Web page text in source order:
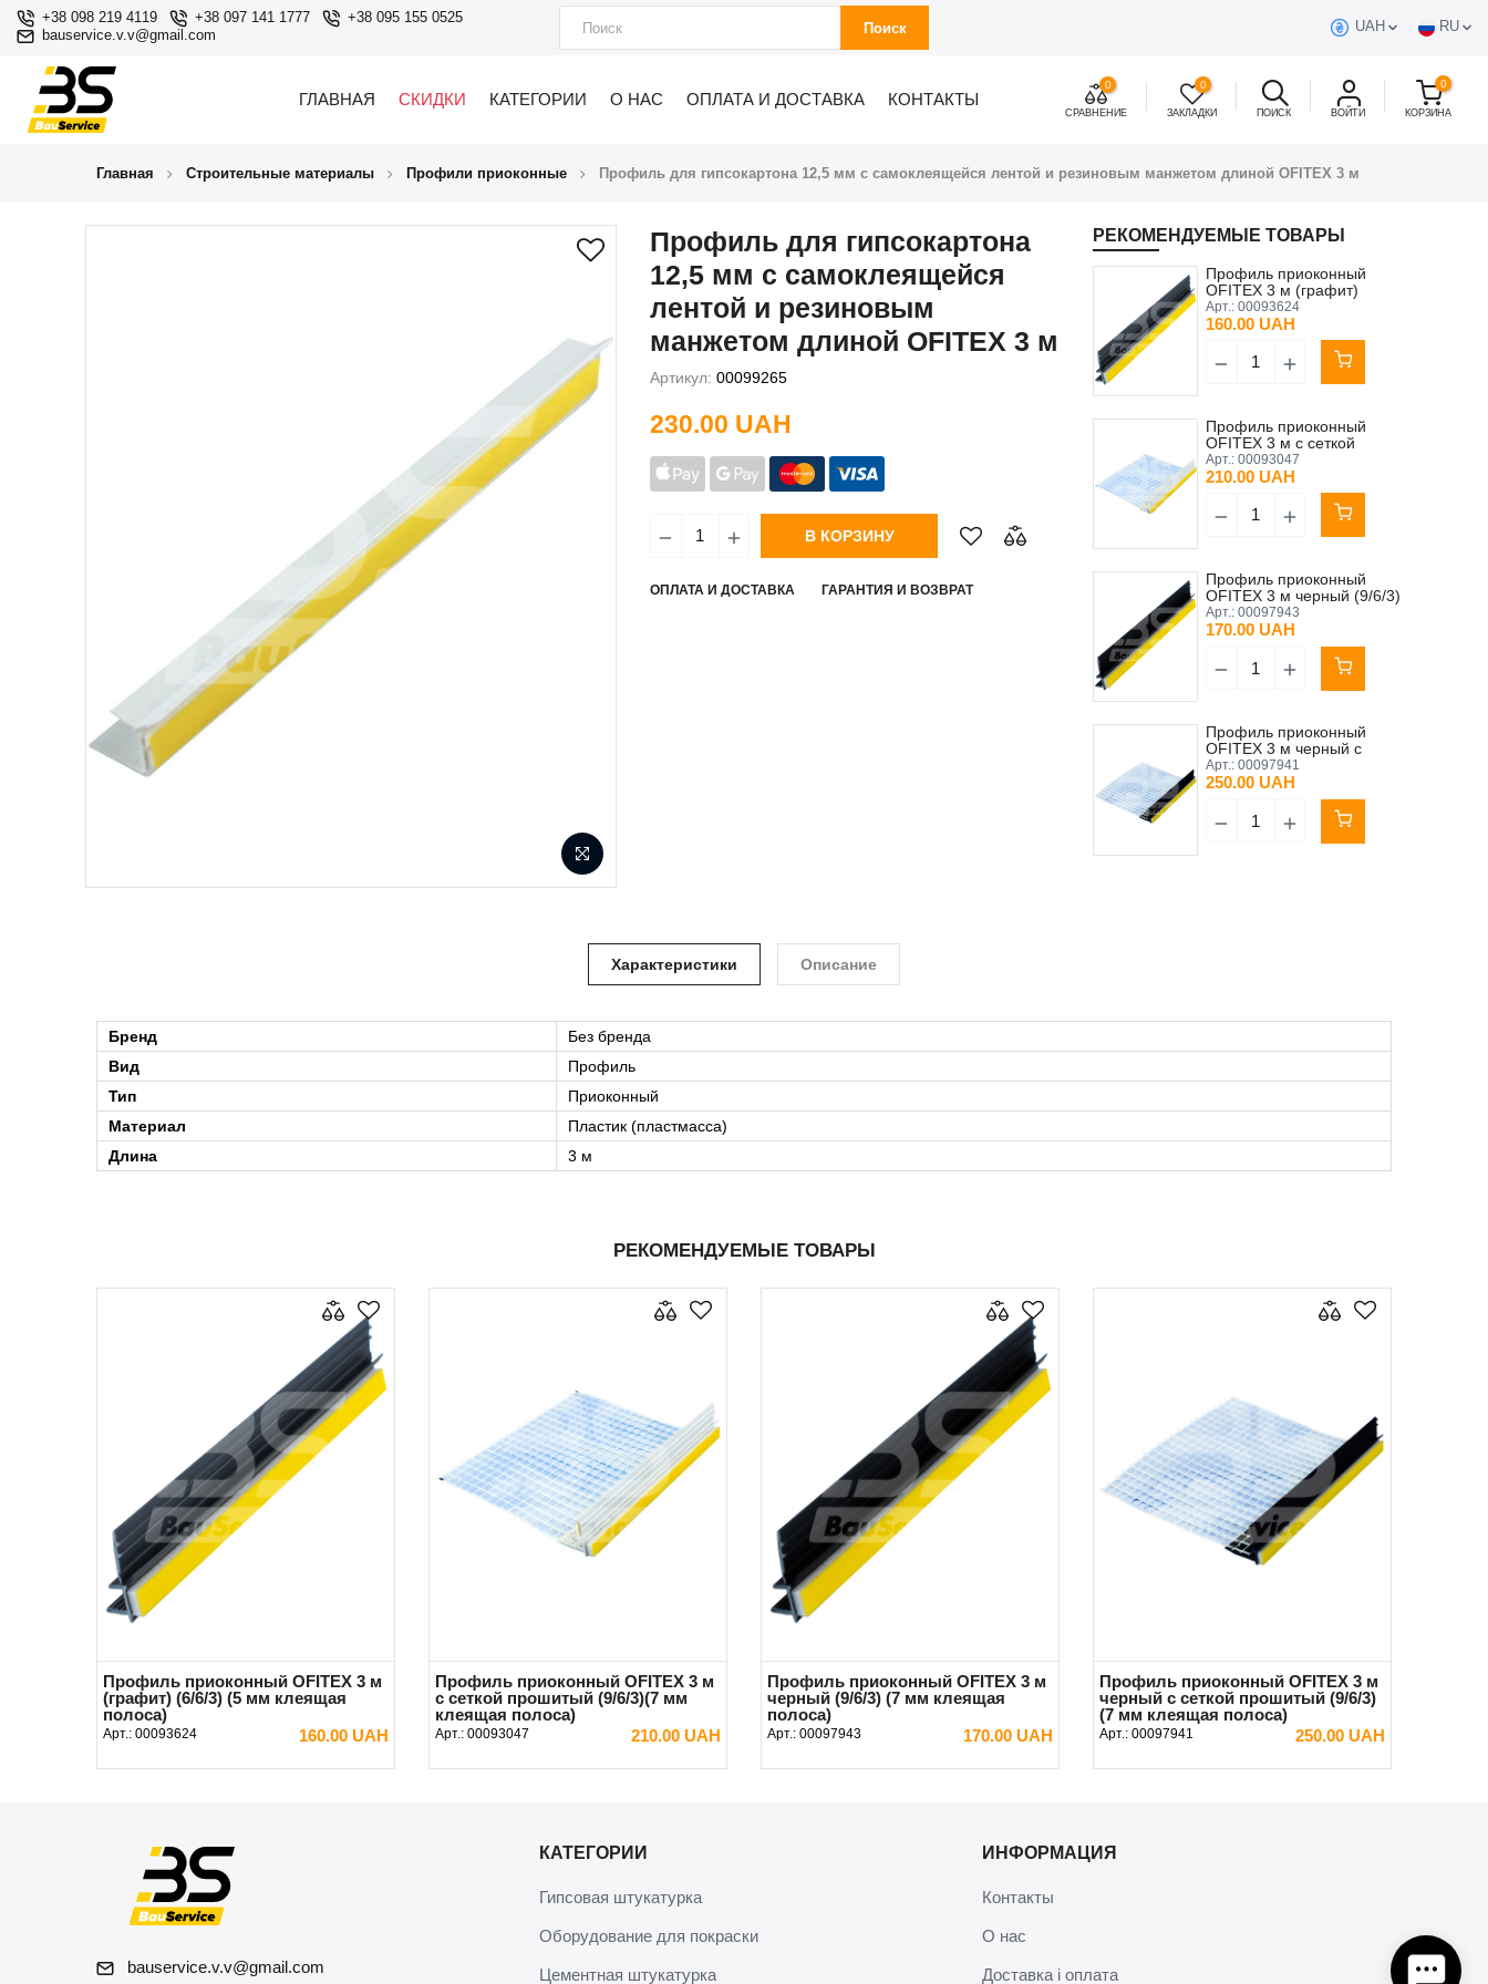
+38 098 219 4119 +38 097 141 1777
+38 095 155 0525
bauservice.v.v@gmail.com
Поиск UAH RU
ГЛАВНАЯ СКИДКИ КАТЕГОРИИ О НАС ОПЛАТА И ДОСТАВКА КОНТАКТЫ
0
СРАВНЕНИЕ
0
ЗАКЛАДКИ ПОИСК ВОЙТИ
0
КОРЗИНА
Главная Строительные материалы Профили приоконные Профиль для гипсокартона 12,5 мм с самоклеящейся лентой и резиновым манжетом длиной OFITEX 3 м
Профиль для гипсокартона
12,5 мм с самоклеящейся
лентой и резиновым
манжетом длиной OFITEX 3 м
Артикул: 00099265
230.00 UAH
В КОРЗИНУ
ОПЛАТА И ДОСТАВКА ГАРАНТИЯ И ВОЗВРАТ
РЕКОМЕНДУЕМЫЕ ТОВАРЫ
Профиль приоконный
OFITEX 3 м (графит)
(6/6/3) (5 мм клеящая
полоса)
Арт.: 00093624
160.00 UAH
Профиль приоконный
OFITEX 3 м с сеткой
прошитый (9/6/3)(7 мм
клеящая полоса)
Арт.: 00093047
210.00 UAH
Профиль приоконный
OFITEX 3 м черный (9/6/3)
(7 мм клеящая полоса)
Арт.: 00097943
170.00 UAH
Профиль приоконный
OFITEX 3 м черный с
сеткой прошитый (9/6/3)(7
мм клеящая полоса)
Арт.: 00097941
250.00 UAH
Характеристики Описание
Бренд
Без бренда
Вид
Профиль
Тип
Приоконный
Материал
Пластик (пластмасса)
Длина
3 м
РЕКОМЕНДУЕМЫЕ ТОВАРЫ
Профиль приоконный OFITEX 3 м
(графит) (6/6/3) (5 мм клеящая
полоса)
Арт.: 00093624 160.00 UAH
В КОРЗИНУ
Профиль приоконный OFITEX 3 м
с сеткой прошитый (9/6/3)(7 мм
клеящая полоса)
Арт.: 00093047 210.00 UAH
В КОРЗИНУ
Профиль приоконный OFITEX 3 м
черный (9/6/3) (7 мм клеящая
полоса)
Арт.: 00097943 170.00 UAH
В КОРЗИНУ
Профиль приоконный OFITEX 3 м
черный с сеткой прошитый (9/6/3)
(7 мм клеящая полоса)
Арт.: 00097941 250.00 UAH
В КОРЗИНУ
bauservice.v.v@gmail.com
КАТЕГОРИИ
Гипсовая штукатурка
Оборудование для покраски
Цементная штукатурка
ИНФОРМАЦИЯ
Контакты
О нас
Доставка і оплата